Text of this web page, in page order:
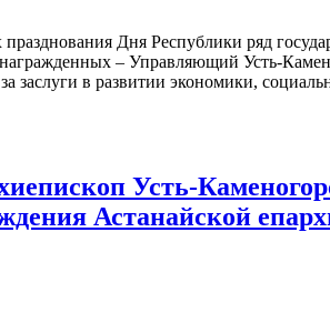
Дня Республики ряд
– Управляющий Усть-
заслуги в развитии экономики,
Усть-
Астанайской